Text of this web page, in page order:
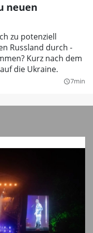
neuen
zu potenziell
Russland durch -
Kurz nach dem
die Ukraine.
query_builder7min